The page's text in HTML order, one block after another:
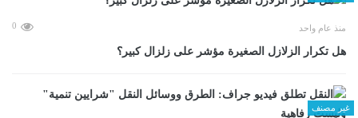
منذ عام واحد 0
هل تكرار الزلازل الصغيرة مؤشر على زلزال كبير؟
غير مصنف